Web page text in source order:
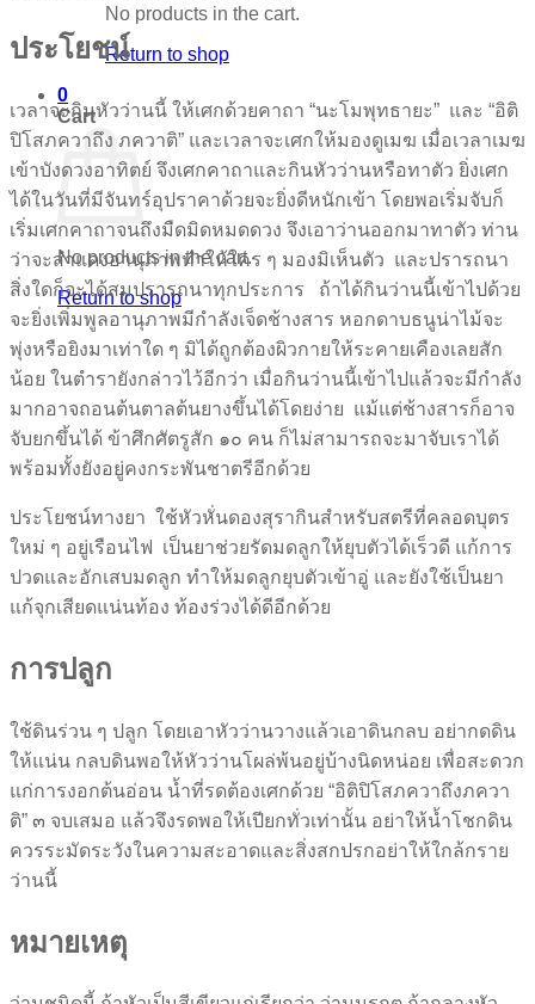
No products in the cart.
Return to shop
0
Cart
No products in the cart.
Return to shop
ประโยชน์
เวลาจะกินหัวว่านนี้ ให้เศกด้วยคาถา “นะโมพุทธายะ” และ “อิติ
ปิโสภควาถึง ภควาติ” และเวลาจะเศกให้มองดูเมฆ เมื่อเวลาเมฆ
เข้าบังดวงอาทิตย์ จึงเศกคาถาและกินหัวว่านหรือทาตัว ยิ่งเศก
ได้ในวันที่มีจันทร์อุปราคาด้วยจะยิ่งดีหนักเข้า โดยพอเริ่มจับก็
เริ่มเศกคาถาจนถึงมืดมิดหมดดวง จึงเอาว่านออกมาทาตัว ท่าน
ว่าจะสำแดงอานุภาพทำให้ใคร ๆ มองมิเห็นตัว และปรารถนา
สิ่งใดก็จะได้สมปรารถนาทุกประการ ถ้าได้กินว่านนี้เข้าไปด้วย
จะยิ่งเพิ่มพูลอานุภาพมีกำลังเจ็ดช้างสาร หอกดาบธนูน่าไม้จะ
พุ่งหรือยิงมาเท่าใด ๆ มิได้ถูกต้องผิวกายให้ระคายเคืองเลยสัก
น้อย ในตำรายังกล่าวไว้อีกว่า เมื่อกินว่านนี้เข้าไปแล้วจะมีกำลัง
มากอาจถอนต้นตาลต้นยางขึ้นได้โดยง่าย แม้แต่ช้างสารก็อาจ
จับยกขึ้นได้ ข้าศึกศัตรูสัก ๑๐ คน ก็ไม่สามารถจะมาจับเราได้
พร้อมทั้งยังอยู่คงกระพันชาตรีอีกด้วย
ประโยชน์ทางยา ใช้หัวหั่นดองสุรากินสำหรับสตรีที่คลอดบุตร
ใหม่ ๆ อยู่เรือนไฟ เป็นยาช่วยรัดมดลูกให้ยุบตัวได้เร็วดี แก้การ
ปวดและอักเสบมดลูก ทำให้มดลูกยุบตัวเข้าอู่ และยังใช้เป็นยา
แก้จุกเสียดแน่นท้อง ท้องร่วงได้ดีอีกด้วย
การปลูก
ใช้ดินร่วน ๆ ปลูก โดยเอาหัวว่านวางแล้วเอาดินกลบ อย่ากดดิน
ให้แน่น กลบดินพอให้หัวว่านโผล่พ้นอยู่บ้างนิดหน่อย เพื่อสะดวก
แก่การงอกต้นอ่อน น้ำที่รดต้องเศกด้วย “อิติปิโสภควาถึงภควา
ติ” ๓ จบเสมอ แล้วจึงรดพอให้เปียกทั่วเท่านั้น อย่าให้น้ำโชกดิน
ควรระมัดระวังในความสะอาดและสิ่งสกปรกอย่าให้ใกล้กราย
ว่านนี้
หมายเหตุ